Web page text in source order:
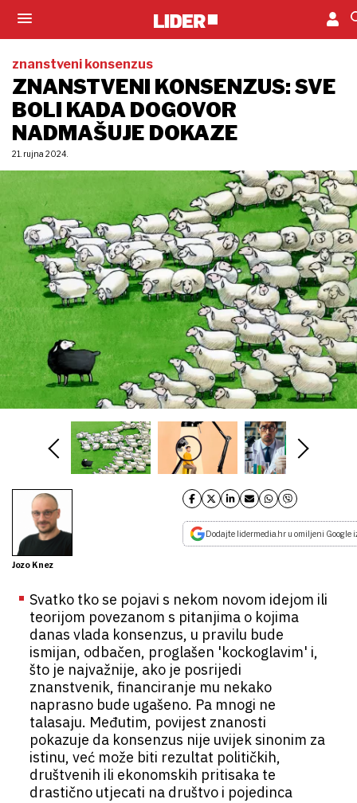
znanstveni konsenzus
ZNANSTVENI KONSENZUS: SVE
BOLI KADA DOGOVOR
NADMAŠUJE DOKAZE
21. rujna 2024.
Jozo Knez
Dodajte lidermedia.hr u omiljeni Google
Svatko tko se pojavi s nekom novom idejom ili
teorijom povezanom s pitanjima o kojima
danas vlada konsenzus, u pravilu bude
ismijan, odbačen, proglašen 'kockoglavim' i,
što je najvažnije, ako je posrijedi
znanstvenik, financiranje mu nekako
naprasno bude ugašeno. Pa mnogi ne
talasaju. Međutim, povijest znanosti
pokazuje da konsenzus nije uvijek sinonim za
istinu, već može biti rezultat političkih,
društvenih ili ekonomskih pritisaka te
drastično utjecati na društvo i pojedinca